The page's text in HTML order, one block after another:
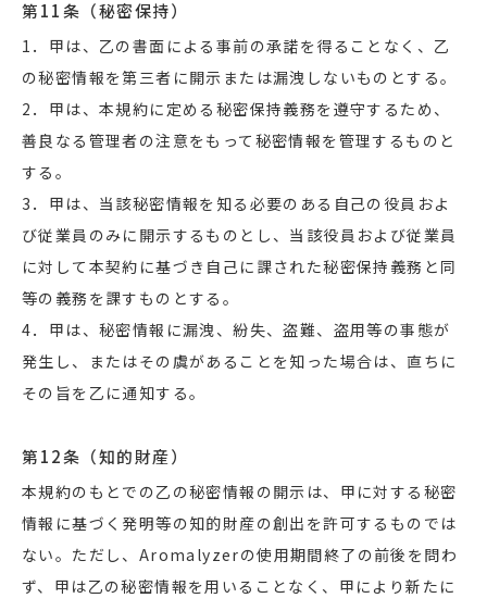
第11条（秘密保持）
1．甲は、乙の書面による事前の承諾を得ることなく、乙
の秘密情報を第三者に開示または漏洩しないものとする。
2．甲は、本規約に定める秘密保持義務を遵守するため、
善良なる管理者の注意をもって秘密情報を管理するものと
する。
3．甲は、当該秘密情報を知る必要のある自己の役員およ
び従業員のみに開示するものとし、当該役員および従業員
に対して本契約に基づき自己に課された秘密保持義務と同
等の義務を課すものとする。
4．甲は、秘密情報に漏洩、紛失、盗難、盗用等の事態が
発生し、またはその虞があることを知った場合は、直ちに
その旨を乙に通知する。
第12条（知的財産）
本規約のもとでの乙の秘密情報の開示は、甲に対する秘密
情報に基づく発明等の知的財産の創出を許可するものでは
ない。ただし、Aromalyzerの使用期間終了の前後を問わ
ず、甲は乙の秘密情報を用いることなく、甲により新たに